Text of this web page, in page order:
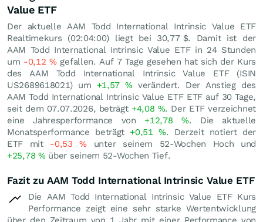
Value ETF
Der aktuelle AAM Todd International Intrinsic Value ETF
Realtimekurs (02:04:00) liegt bei 30,77 $. Damit ist der
AAM Todd International Intrinsic Value ETF in 24 Stunden
um -0,12%gefallen. Auf 7 Tage gesehen hat sich der Kurs
des AAM Todd International Intrinsic Value ETF (ISIN
US2689618021) um +1,57%verändert. Der Anstieg des
AAM Todd International Intrinsic Value ETF ETF auf 30 Tage,
seit dem 07.07.2026, beträgt +4,08 %. Der ETF verzeichnet
eine Jahresperformance von +12,78 %. Die aktuelle
Monatsperformance beträgt +0,51 %. Derzeit notiert der
ETF mit -0,53% unter seinem 52-Wochen Hoch und
+25,78 %über seinem 52-Wochen Tief.
Fazit zu AAM Todd International Intrinsic Value ETF
Die AAM Todd International Intrinsic Value ETF Kurs
Performance zeigt eine sehr starke Wertentwicklung